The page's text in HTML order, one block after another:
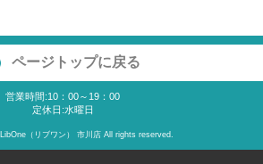
ページトップに戻る
営業時間:10：00～19：00
定休日:水曜日
（リブワン） 市川店 All rights reserved.